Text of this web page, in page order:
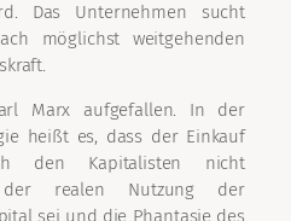
Das Unternehmen sucht
möglichst weitgehenden
Marx aufgefallen. In der
heißt es, dass der Einkauf
den Kapitalisten nicht
der realen Nutzung der
sei und die Phantasie des